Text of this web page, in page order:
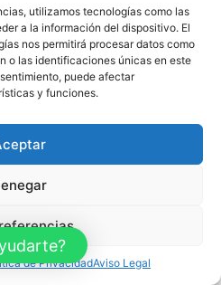
utilizamos tecnologías como las
a la información del dispositivo. El
nos permitirá procesar datos como
o las identificaciones únicas en este
puede afectar
y funciones.
de PrivacidadAviso Legal
CON EL PROGRAMA KIT
NEXT GENERATION (EU) DEL
Y RESILENCIA
– Todos los derechos reservados.